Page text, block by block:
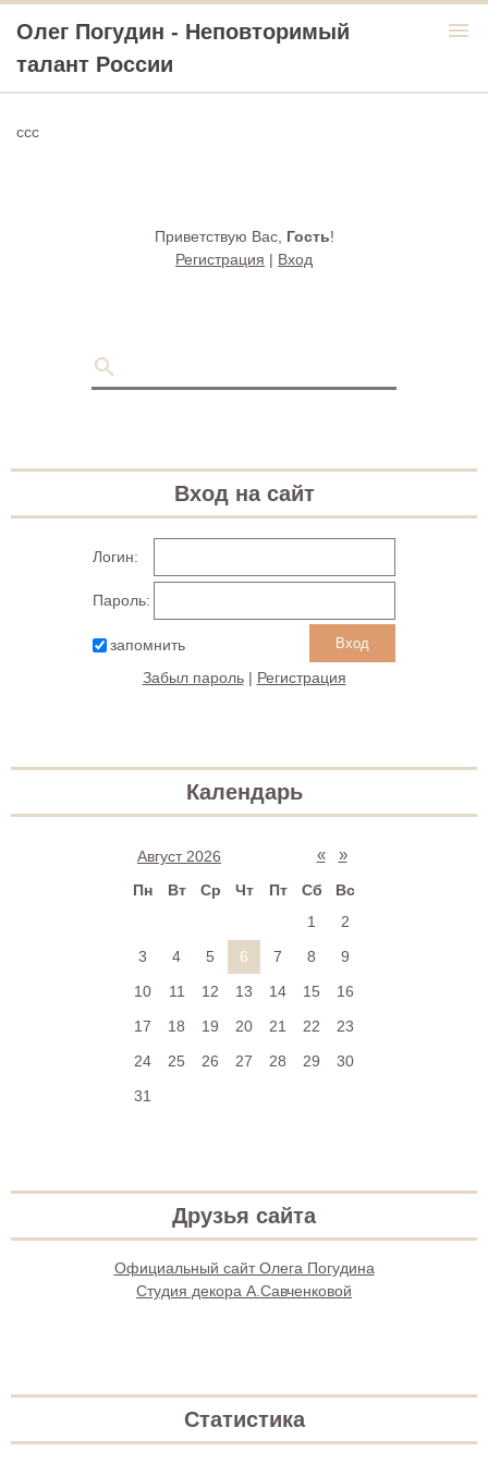
Олег Погудин - Неповторимый
талант России
menu
ссс
Приветствую Вас, Гость!
Регистрация | Вход
Вход на сайт
Логин:
Пароль:
запомнить
Забыл пароль| Регистрация
Календарь
«
Август 2026 »
Пн Вт Ср Чт Пт Сб
Вс
1
2
3
4 5 6 7 8
9
10
11 12 13 14 15
16
17
18 19 20 21 22
23
24
25 26 27 28 29
30
31
Друзья сайта
Официальный сайт Олега Погудина
Студия декора А.Савченковой
Статистика